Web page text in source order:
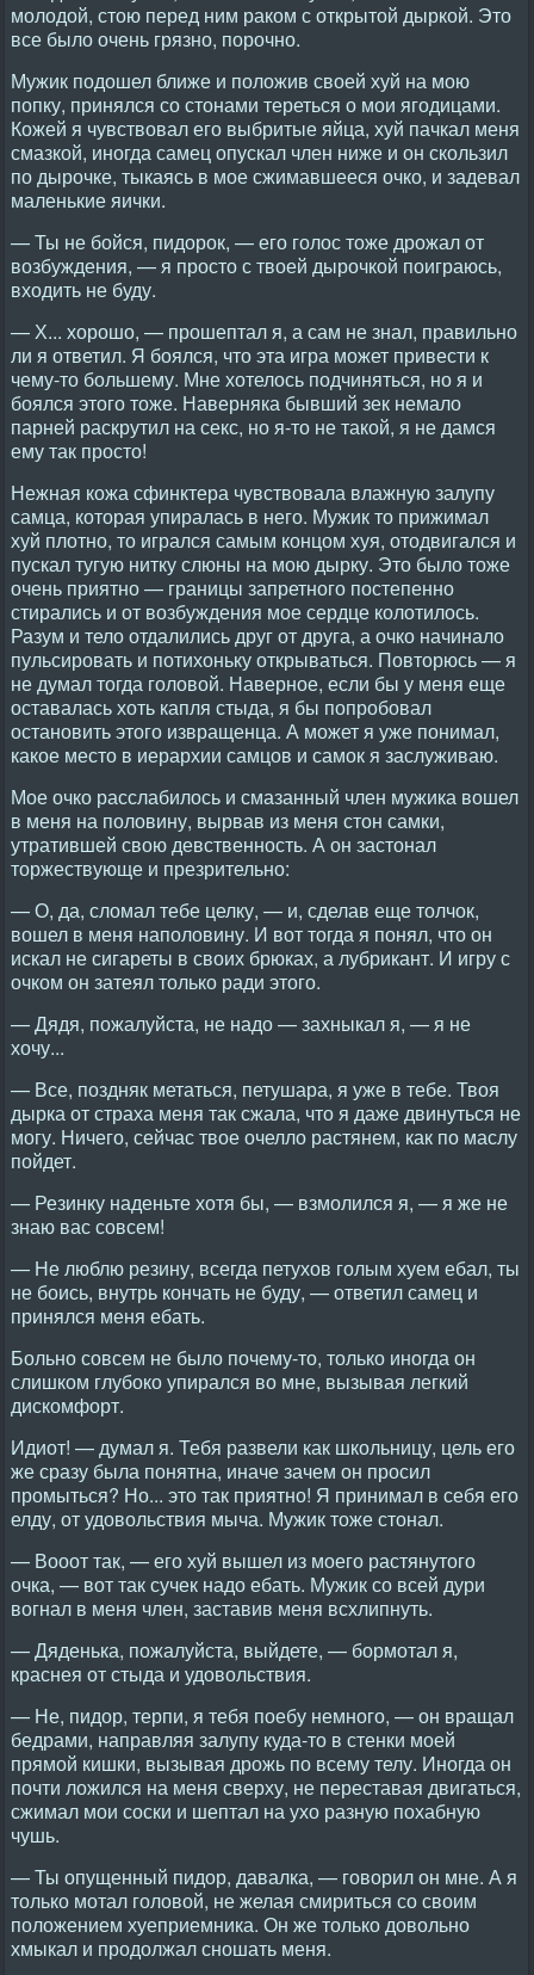
молодой, стою перед ним раком с открытой дыркой. Это
все было очень грязно, порочно.
Мужик подошел ближе и положив своей хуй на мою
попку, принялся со стонами тереться о мои ягодицами.
Кожей я чувствовал его выбритые яйца, хуй пачкал меня
смазкой, иногда самец опускал член ниже и он скользил
по дырочке, тыкаясь в мое сжимавшееся очко, и задевал
маленькие яички.
— Ты не бойся, пидорок, — его голос тоже дрожал от
возбуждения, — я просто с твоей дырочкой поиграюсь,
входить не буду.
— Х... хорошо, — прошептал я, а сам не знал, правильно
ли я ответил. Я боялся, что эта игра может привести к
чему-то большему. Мне хотелось подчиняться, но я и
боялся этого тоже. Наверняка бывший зек немало
парней раскрутил на секс, но я-то не такой, я не дамся
ему так просто!
Нежная кожа сфинктера чувствовала влажную залупу
самца, которая упиралась в него. Мужик то прижимал
хуй плотно, то игрался самым концом хуя, отодвигался и
пускал тугую нитку слюны на мою дырку. Это было тоже
очень приятно — границы запретного постепенно
стирались и от возбуждения мое сердце колотилось.
Разум и тело отдалились друг от друга, а очко начинало
пульсировать и потихоньку открываться. Повторюсь — я
не думал тогда головой. Наверное, если бы у меня еще
оставалась хоть капля стыда, я бы попробовал
остановить этого извращенца. А может я уже понимал,
какое место в иерархии самцов и самок я заслуживаю.
Мое очко расслабилось и смазанный член мужика вошел
в меня на половину, вырвав из меня стон самки,
утратившей свою девственность. А он застонал
торжествующе и презрительно:
— О, да, сломал тебе целку, — и, сделав еще толчок,
вошел в меня наполовину. И вот тогда я понял, что он
искал не сигареты в своих брюках, а лубрикант. И игру с
очком он затеял только ради этого.
— Дядя, пожалуйста, не надо — захныкал я, — я не
хочу...
— Все, поздняк метаться, петушара, я уже в тебе. Твоя
дырка от страха меня так сжала, что я даже двинуться не
могу. Ничего, сейчас твое очелло растянем, как по маслу
пойдет.
— Резинку наденьте хотя бы, — взмолился я, — я же не
знаю вас совсем!
— Не люблю резину, всегда петухов голым хуем ебал, ты
не боись, внутрь кончать не буду, — ответил самец и
принялся меня ебать.
Больно совсем не было почему-то, только иногда он
слишком глубоко упирался во мне, вызывая легкий
дискомфорт.
Идиот! — думал я. Тебя развели как школьницу, цель его
же сразу была понятна, иначе зачем он просил
промыться? Но... это так приятно! Я принимал в себя его
елду, от удовольствия мыча. Мужик тоже стонал.
— Вооот так, — его хуй вышел из моего растянутого
очка, — вот так сучек надо ебать. Мужик со всей дури
вогнал в меня член, заставив меня всхлипнуть.
— Дяденька, пожалуйста, выйдете, — бормотал я,
краснея от стыда и удовольствия.
— Не, пидор, терпи, я тебя поебу немного, — он вращал
бедрами, направляя залупу куда-то в стенки моей
прямой кишки, вызывая дрожь по всему телу. Иногда он
почти ложился на меня сверху, не переставая двигаться,
сжимал мои соски и шептал на ухо разную похабную
чушь.
— Ты опущенный пидор, давалка, — говорил он мне. А я
только мотал головой, не желая смириться со своим
положением хуеприемника. Он же только довольно
хмыкал и продолжал сношать меня.